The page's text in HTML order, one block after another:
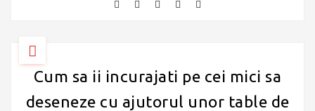
Cum sa ii incurajati pe cei mici sa
deseneze cu ajutorul unor table de